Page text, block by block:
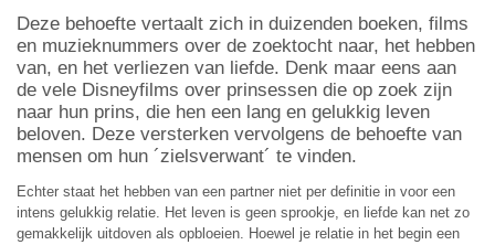
Deze behoefte vertaalt zich in duizenden boeken, films
en muzieknummers over de zoektocht naar, het hebben
van, en het verliezen van liefde. Denk maar eens aan
de vele Disneyfilms over prinsessen die op zoek zijn
naar hun prins, die hen een lang en gelukkig leven
beloven. Deze versterken vervolgens de behoefte van
mensen om hun ´zielsverwant´ te vinden.
Echter staat het hebben van een partner niet per definitie in voor een
intens gelukkig relatie. Het leven is geen sprookje, en liefde kan net zo
gemakkelijk uitdoven als opbloeien. Hoewel je relatie in het begin een